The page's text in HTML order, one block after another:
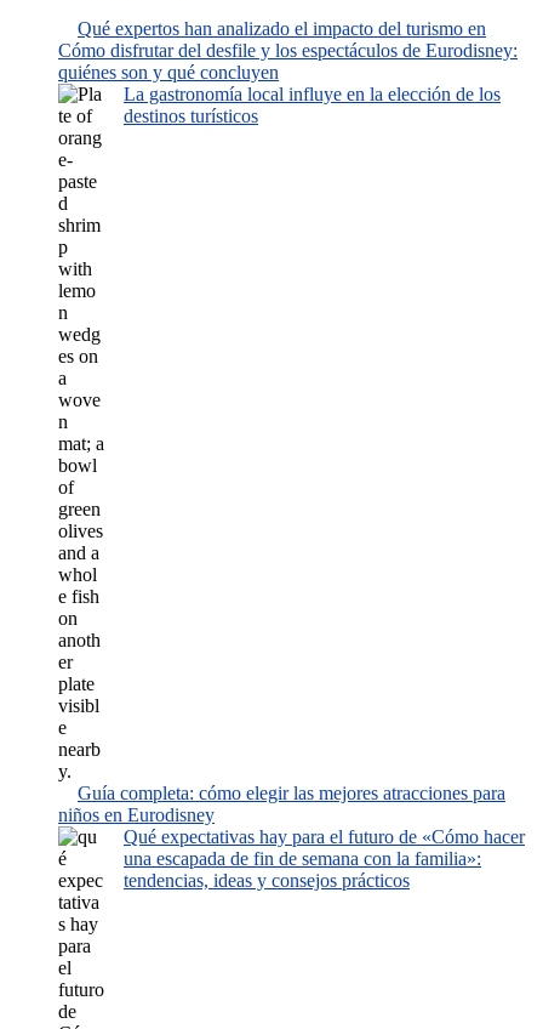
Qué expertos han analizado el impacto del turismo en
Cómo disfrutar del desfile y los espectáculos de Eurodisney:
quiénes son y qué concluyen
La gastronomía local influye en la elección de los
destinos turísticos
Guía completa: cómo elegir las mejores atracciones para
niños en Eurodisney
Qué expectativas hay para el futuro de «Cómo hacer
una escapada de fin de semana con la familia»:
tendencias, ideas y consejos prácticos